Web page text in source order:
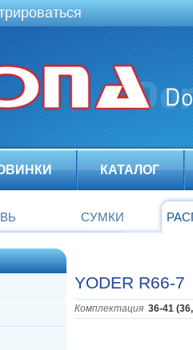
КАТАЛОГ
СУМКИ
YODER R66-7
Комплектация 36-41